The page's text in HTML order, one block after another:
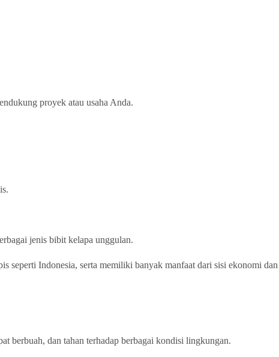
proyek atau usaha Anda.
jenis bibit kelapa unggulan.
seperti Indonesia, serta memiliki banyak manfaat dari sisi ekonomi dan
berbuah, dan tahan terhadap berbagai kondisi lingkungan.